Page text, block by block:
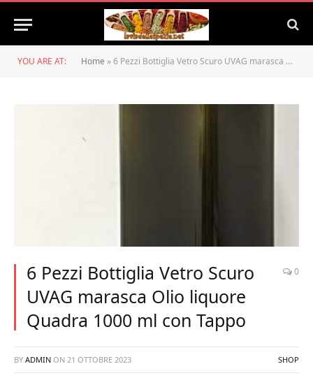
YOU ARE AT: Home »6 Pezzi Bottiglia Vetro Scuro UVAG marasca Olio liquore Quadra 1000 ml con Tappo
6 Pezzi Bottiglia Vetro Scuro
UVAG marasca Olio liquore
Quadra 1000 ml con Tappo
0
BY ADMIN ON 21 OTTOBRE 2023 SHOP